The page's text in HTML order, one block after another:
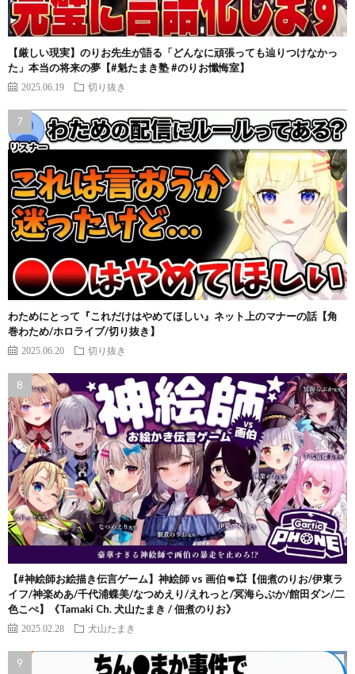
【厳しい現実】のりお先生が語る「どんなに頑張っても辿りつけなかっ
た」本当の将来の夢【#魁たまき塾 #のりお懺悔室】
2025.06.19 切り抜き
わためにとって『これだけはやめてほしい』ネット上のマナーの話【角
巻わため/ホロライブ/切り抜き】
2025.06.20 切り抜き
【#神絵師お絵描き伝言ゲーム】神絵師 vs 画伯👊💥【佃煮のりお/伊東ラ
イフ/神楽めあ/千代浦蝶美/なつめえり/えれっと/冥海らぶか/館田ダン/二
色こぺ】《Tamaki Ch. 犬山たまき / 佃煮のりお》
2025.02.28 犬山たまき